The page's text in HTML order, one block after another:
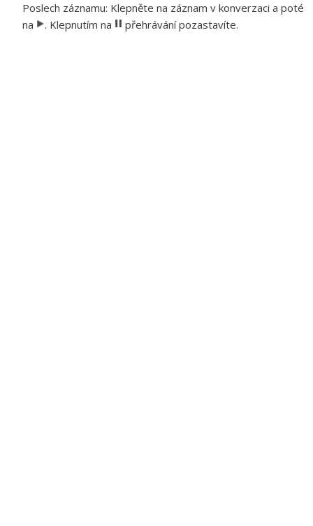
Poslech záznamu: Klepněte na záznam v konverzaci a poté
na
. Klepnutím na přehrávání pozastavíte.